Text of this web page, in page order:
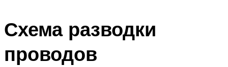
Схема разводки
проводов